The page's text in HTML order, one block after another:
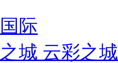
际
城 云彩之城